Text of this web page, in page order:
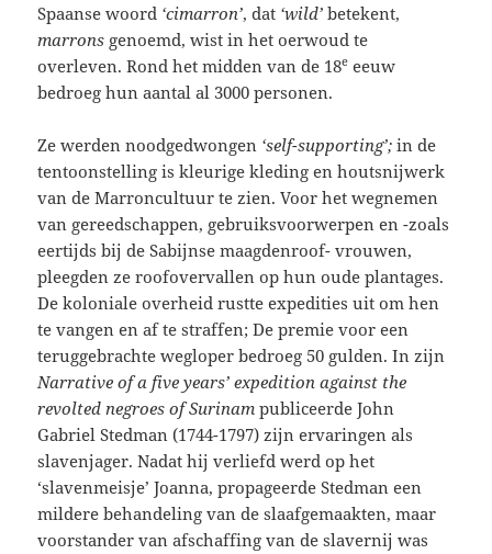
Spaanse woord ‘cimarron’, dat ‘wild’ betekent,
marrons genoemd, wist in het oerwoud te
overleven. Rond het midden van de 18e eeuw
bedroeg hun aantal al 3000 personen.
Ze werden noodgedwongen ‘self-supporting’;in de
tentoonstelling is kleurige kleding en houtsnijwerk
van de Marroncultuur te zien. Voor het wegnemen
van gereedschappen, gebruiksvoorwerpen en -zoals
eertijds bij de Sabijnse maagdenroof- vrouwen,
pleegden ze roofovervallen op hun oude plantages.
De koloniale overheid rustte expedities uit om hen
te vangen en af te straffen; De premie voor een
teruggebrachte wegloper bedroeg 50 gulden. In zijn
Narrative of a five years’ expedition against the
revolted negroes of Surinam publiceerde John
Gabriel Stedman (1744-1797) zijn ervaringen als
slavenjager. Nadat hij verliefd werd op het
‘slavenmeisje’ Joanna, propageerde Stedman een
mildere behandeling van de slaafgemaakten, maar
voorstander van afschaffing van de slavernij was